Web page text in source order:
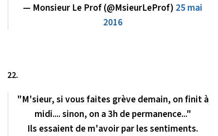
— Monsieur Le Prof (@MsieurLeProf) 25 mai
2016
22.
"M'sieur, si vous faites grève demain, on finit à
midi.... sinon, on a 3h de permanence..."
Ils essaient de m'avoir par les sentiments.